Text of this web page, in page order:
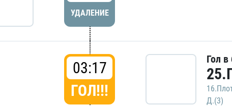
УДАЛЕНИЕ
03:17
ГОЛ!!!
Гол
Д.(3)